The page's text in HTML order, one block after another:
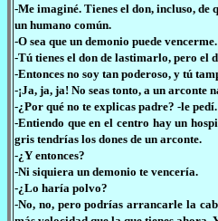
-Me imaginé. Tienes el don, incluso,
un humano común.
-O sea que un demonio puede vencerme.
-Tú tienes el don de lastimarlo, pero el
-Entonces no soy tan poderoso, y tú
-¡Ja, ja, ja! No seas tonto, a un arconte
-¿Por qué no te explicas padre? -le pedí.
-Entiendo que en el centro hay un
gris tendrías los dones de un arconte.
-¿Y entonces?
-Ni siquiera un demonio te vencería.
-¿Lo haría polvo?
-No, no, pero podrías arrancarle la